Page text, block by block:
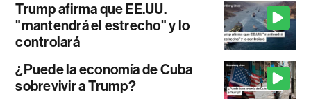
Trump afirma que EE.UU.
"mantendrá el estrecho" y lo
controlará
¿Puede la economía de Cuba
sobrevivir a Trump?